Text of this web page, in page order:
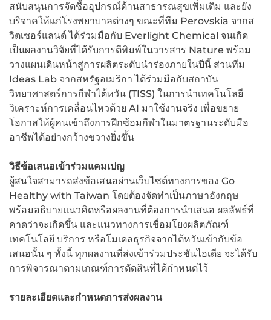
สนับสนุนการจัดซื้ออุปกรณ์ด้านสาธารณสุขเพิ่มเติม และยัง
บริจาคให้แก่โรงพยาบาลต่างๆ ขณะที่ทีม Perovskia จากส
วิตเซอร์แลนด์ ได้ร่วมมือกับ Everlight Chemical จนเกิด
เป็นผลงานวิจัยที่ได้รับการตีพิมพ์ในวารสาร Nature พร้อม
วางแผนเดินหน้าสู่การผลิตระดับนำร่องภายในปีนี้ ส่วนทีม
Ideas Lab จากสหรัฐอเมริกา ได้ร่วมมือกับสถาบัน
วิทยาศาสตร์การกีฬาไต้หวัน (TISS) ในการนำเทคโนโลยี
วิเคราะห์การเคลื่อนไหวด้วย AI มาใช้งานจริง เพื่อขยาย
โอกาสให้ผู้คนเข้าถึงการฝึกซ้อมกีฬาในมาตรฐานระดับมือ
อาชีพได้อย่างกว้างขวางยิ่งขึ้น
วิธีข้อเสนอเข้าร่วมแคมเปญ
ผู้สนใจสามารถส่งข้อเสนอผ่านเว็บไซต์ทางการของ Go
Healthy with Taiwan โดยต้องจัดทำเป็นภาษาอังกฤษ
พร้อมอธิบายแนวคิดหรือผลงานที่ต้องการนำเสนอ ผลลัพธ์ที่
คาดว่าจะเกิดขึ้น และแนวทางการเชื่อมโยงผลิตภัณฑ์
เทคโนโลยี บริการ หรือโมเดลธุรกิจจากไต้หวันเข้ากับข้อ
เสนอนั้น ๆ ทั้งนี้ ทุกผลงานที่ส่งเข้าร่วมประชันไอเดีย จะได้รับ
การพิจารณาตามเกณฑ์การตัดสินที่ได้กำหนดไว้
รายละเอียดและกำหนดการส่งผลงาน